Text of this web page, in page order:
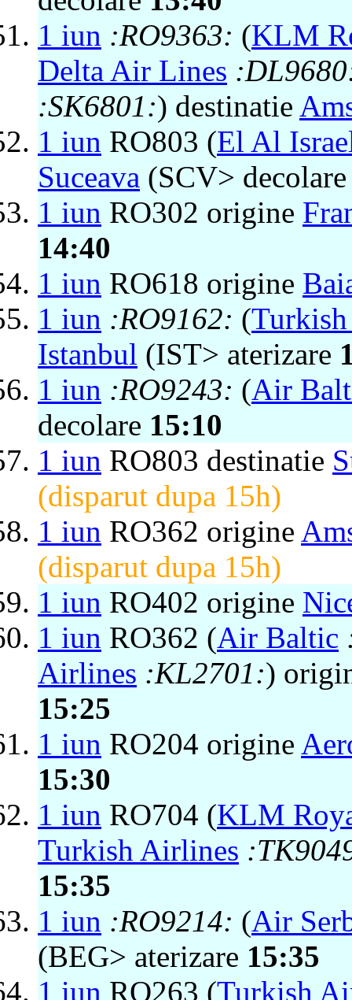
1 iun :RO9363: (KLM
Delta Air Lines
:SK6801:) destinatie
1 iun RO803 (El Al
Suceava (SCV>
1 iun RO302 origine
14:40
1 iun RO618 origine
1 iun :RO9162: (
Istanbul (IST> aterizare
1 iun :RO9243: (Air
decolare 15:10
1 iun RO803 destinatie
(disparut dupa 15h)
1 iun RO362 origine
(disparut dupa 15h)
1 iun RO402 origine
1 iun RO362 (Air Baltic
Airlines :KL2701:)
15:25
1 iun RO204 origine
15:30
1 iun RO704 (KLM
Turkish Airlines
15:35
1 iun :RO9214: (Air
(BEG> aterizare 15:35
1 iun RO263 (Turkish